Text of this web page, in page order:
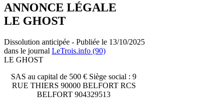
ANNONCE LÉGALE
LE GHOST
Dissolution anticipée - Publiée le 13/10/2025
dans le journal LeTrois.info (90)
LE GHOST
SAS au capital de 500 € Siège social : 9
RUE THIERS 90000 BELFORT RCS
BELFORT 904329513